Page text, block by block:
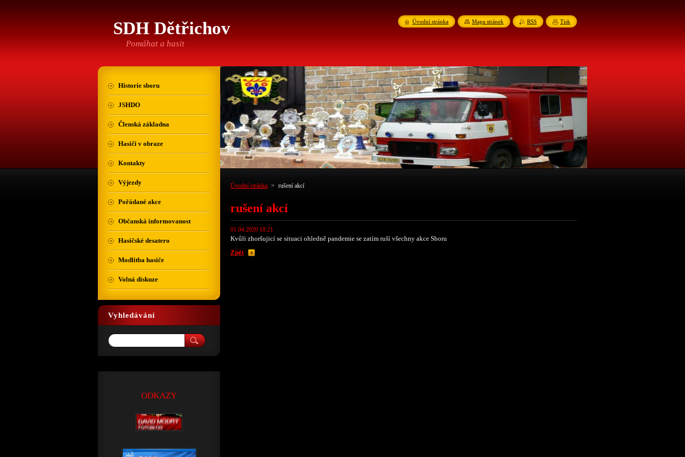
SDH Dětřichov
Pomáhat a hasit
Úvodní stránka > rušení akcí
rušení akcí
01.04.2020 18:21
Kvůli zhoršujicí se situaci ohledně pandemie se zatím ruší všechny akce Sboru
Zpět
Historie sboru
JSHDO
Členská základna
Hasiči v obraze
Kontakty
Výjezdy
Pořádané akce
Občanská informovanost
Hasičské desatero
Modlitba hasiče
Volná diskuze
Vyhledávání
ODKAZY
Úvodní stránka Mapa stránek RSS Tisk